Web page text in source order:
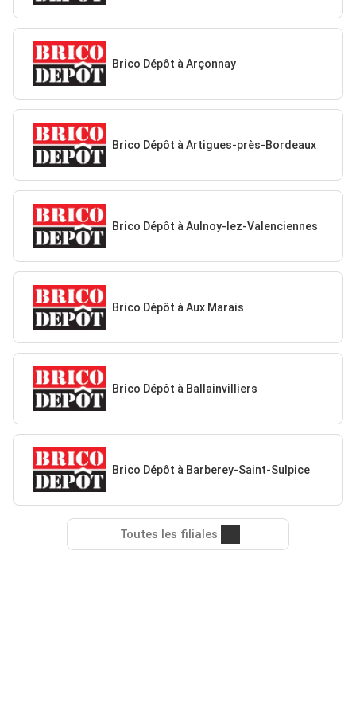
Brico Dépôt à Arçonnay
Brico Dépôt à Artigues-près-Bordeaux
Brico Dépôt à Aulnoy-lez-Valenciennes
Brico Dépôt à Aux Marais
Brico Dépôt à Ballainvilliers
Brico Dépôt à Barberey-Saint-Sulpice
Toutes les filiales